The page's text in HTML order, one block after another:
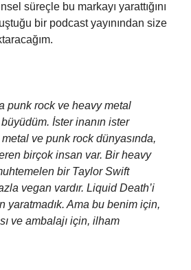
süreçle bu markayı yarattığını
bir podcast yayınından size
punk rock ve heavy metal
İster inanın ister
ve punk rock dünyasında,
birçok insan var. Bir heavy
bir Taylor Swift
vegan vardır. Liquid Death’i
yaratmadık. Ama bu benim için,
ve ambalajı için, ilham